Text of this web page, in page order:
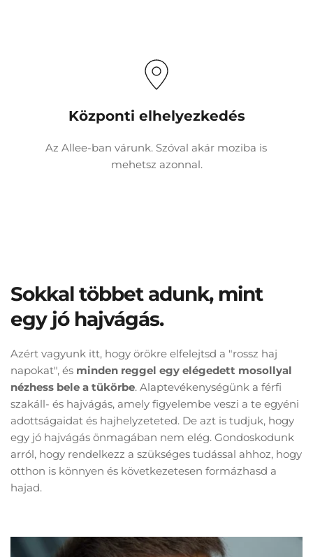
Központi elhelyezkedés
Az Allee-ban várunk. Szóval akár moziba is
mehetsz azonnal.
Sokkal többet adunk, mint
egy jó hajvágás.
Azért vagyunk itt, hogy örökre elfelejtsd a "rossz haj
napokat", és minden reggel egy elégedett mosollyal
nézhess bele a tükörbe. Alaptevékenységünk a férfi
szakáll- és hajvágás, amely figyelembe veszi a te egyéni
adottságaidat és hajhelyzeteted. De azt is tudjuk, hogy
egy jó hajvágás önmagában nem elég. Gondoskodunk
arról, hogy rendelkezz a szükséges tudással ahhoz, hogy
otthon is könnyen és következetesen formázhasd a
hajad.